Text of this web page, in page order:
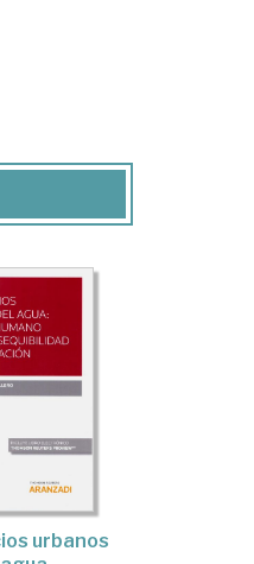
urbanos